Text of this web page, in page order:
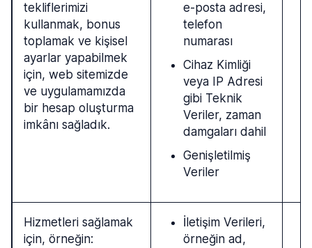
tekliflerimizi
kullanmak, bonus
toplamak ve kişisel
ayarlar yapabilmek
için, web sitemizde
ve uygulamamızda
bir hesap oluşturma
imkânı sağladık.
e-posta adresi,
telefon
numarası
Cihaz Kimliği
veya IP Adresi
gibi Teknik
Veriler, zaman
damgaları dahil
Genişletilmiş
Veriler
Hizmetleri sağlamak
için, örneğin:
İletişim Verileri,
örneğin ad,